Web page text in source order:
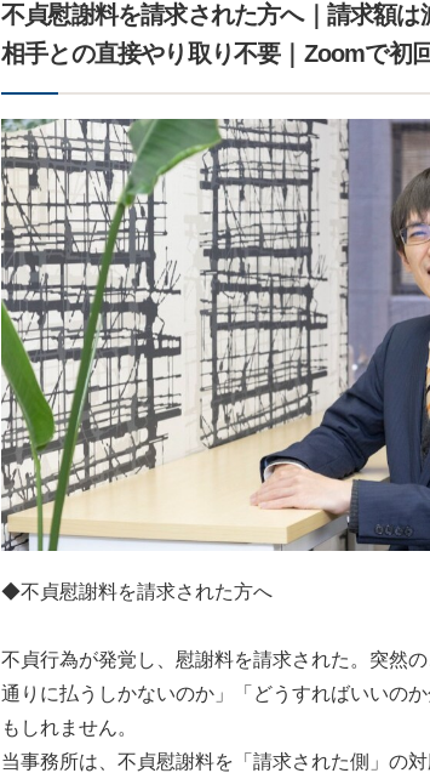
不貞慰謝料を請求された方へ｜請求額は
相手との直接やり取り不要｜Zoomで初
◆不貞慰謝料を請求された方へ
不貞行為が発覚し、慰謝料を請求された。突然
通りに払うしかないのか」「どうすればいいの
もしれません。
当事務所は、不貞慰謝料を「請求された側」の